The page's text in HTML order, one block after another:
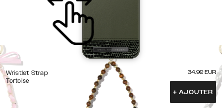
Wristlet Strap
Tortoise
34.99 EUR
+ AJOUTER